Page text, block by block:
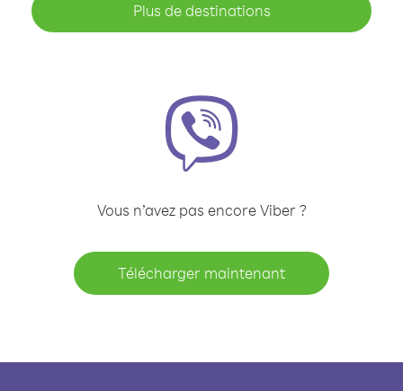
Plus de destinations
Vous n’avez pas encore Viber ?
Télécharger maintenant